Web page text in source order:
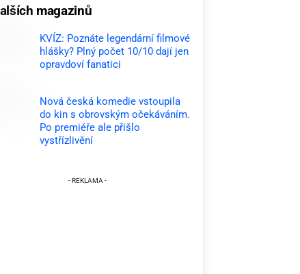
magazinů
KVÍZ: Poznáte legendární filmové
hlášky? Plný počet 10/10 dají jen
opravdoví fanatici
Nová česká komedie vstoupila
do kin s obrovským očekáváním.
Po premiéře ale přišlo
vystřízlivění